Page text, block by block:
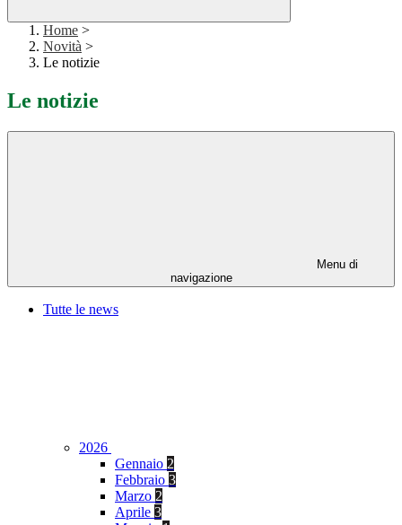
Home >
Novità >
Le notizie
Le notizie
Menu di
navigazione
Tutte le news
2026
Gennaio 2
Febbraio 3
Marzo 2
Aprile 3